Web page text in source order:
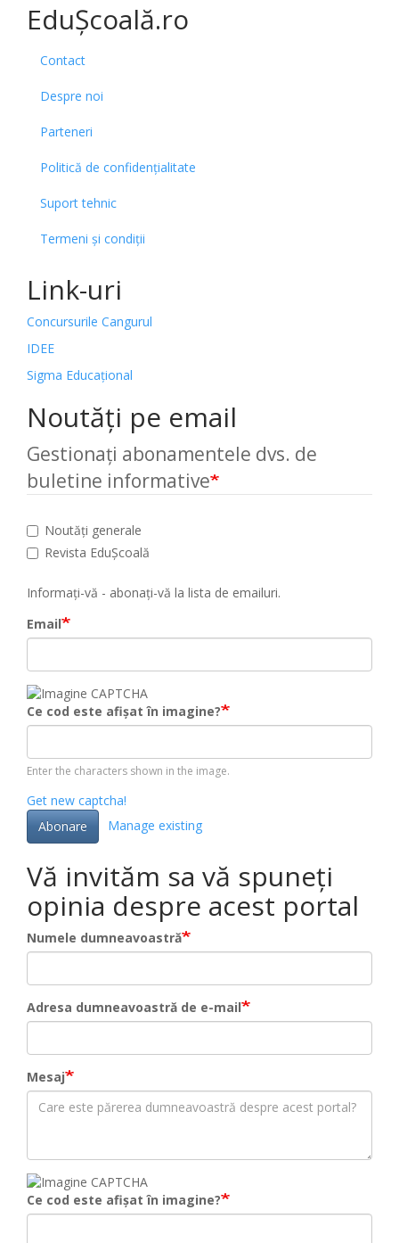
EduȘcoală.ro
Contact
Despre noi
Parteneri
Politică de confidențialitate
Suport tehnic
Termeni și condiții
Link-uri
Concursurile Cangurul
IDEE
Sigma Educațional
Noutăți pe email
Gestionați abonamentele dvs. de
buletine informative
Noutăți generale
Revista EduȘcoală
Informați-vă - abonați-vă la lista de emailuri.
Email
Ce cod este afișat în imagine?
Enter the characters shown in the image.
Get new captcha!
Abonare
Manage existing
Vă invităm sa vă spuneți
opinia despre acest portal
Numele dumneavoastră
Adresa dumneavoastră de e-mail
Mesaj
Ce cod este afișat în imagine?